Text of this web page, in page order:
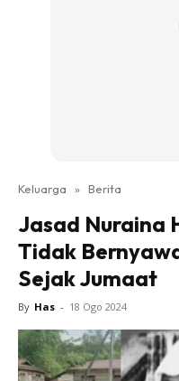
Keluarga » Berita
Jasad Nuraina
Tidak
Sejak Jumaat
By Has - 18 Ogo 2024